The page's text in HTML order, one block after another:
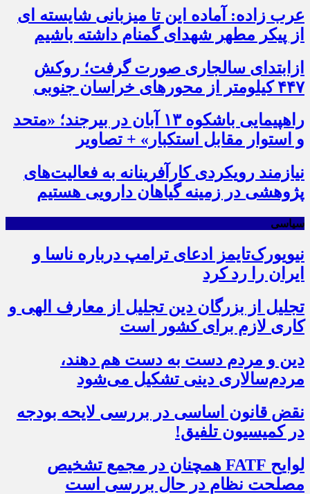
عرب زاده: آماده این تا میزبانی شایسته ای
از پیکر مطهر شهدای گمنام داشته باشیم
ازابتدای سالجاری صورت گرفت؛ روکش
۴۴۷ کیلومتر از محورهای خراسان جنوبی
راهپیمایی باشکوه ۱۳ آبان در بیرجند؛ «متحد
و استوار مقابل استکبار» + تصاویر
نیازمند رویکردی کارآفرینانه به فعالیت‌های
پژوهشی در زمینه گیاهان دارویی هستیم
سیاسی
نیویورک‌تایمز ادعای ترامپ درباره ناسا و
ایران را رد کرد
تجلیل از بزرگان دین تجلیل از معارف الهی و
کاری لازم برای کشور است
دین و مردم دست به‌ دست هم دهند،
مردم‌سالاری دینی تشکیل می‌شود
نقض قانون اساسی در بررسی لایحه بودجه
در کمیسیون تلفیق!
لوایح FATF همچنان در مجمع تشخیص
مصلحت نظام در حال بررسی است